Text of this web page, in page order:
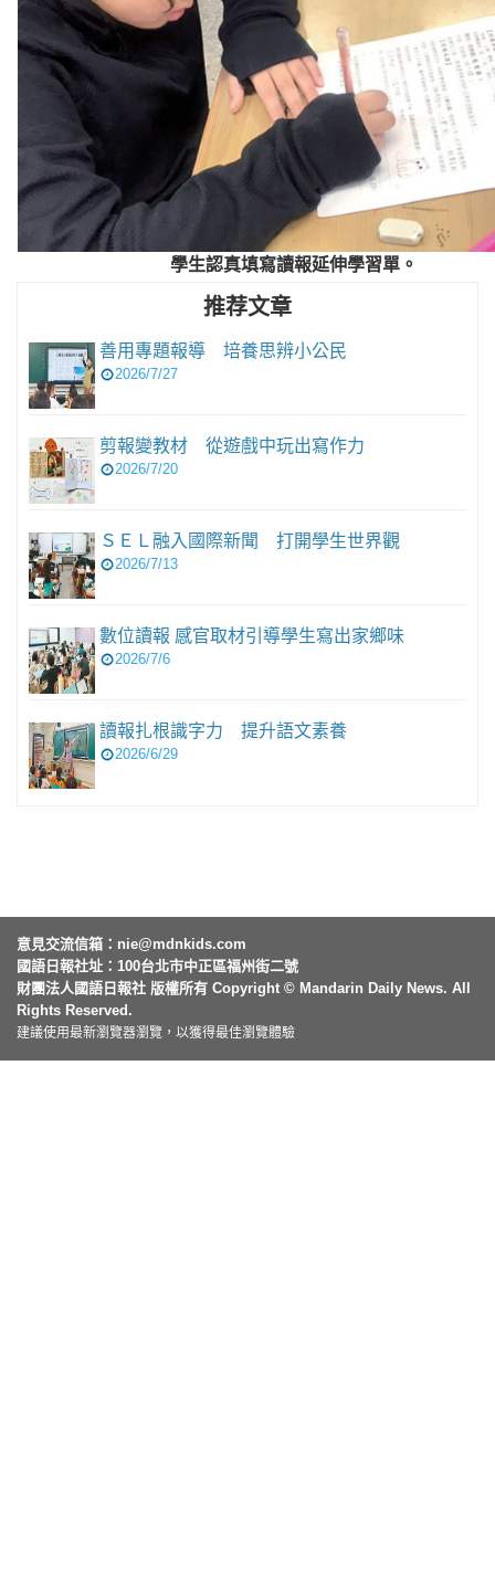
學生認真填寫讀報延伸學習單。
推荐文章
善用專題報導 培養思辨小公民
2026/7/27
剪報變教材 從遊戲中玩出寫作力
2026/7/20
ＳＥＬ融入國際新聞 打開學生世界觀
2026/7/13
數位讀報 感官取材引導學生寫出家鄉味
2026/7/6
讀報扎根識字力 提升語文素養
2026/6/29
意見交流信箱： nie@mdnkids.com
國語日報社址：100台北市中正區福州街二號
財團法人國語日報社 版權所有 Copyright © Mandarin Daily News. All
Rights Reserved.
建議使用最新瀏覽器瀏覽，以獲得最佳瀏覽體驗